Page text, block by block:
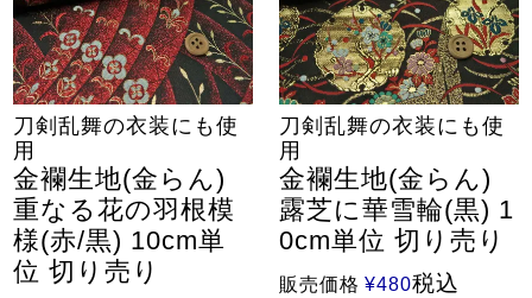
刀剣乱舞の衣装にも使
用
金襴生地(金らん)
重なる花の羽根模
様(赤/黒) 10cm単
位 切り売り
刀剣乱舞の衣装にも使
用
金襴生地(金らん)
露芝に華雪輪(黒) 1
0cm単位 切り売り
販売価格 ¥480税込